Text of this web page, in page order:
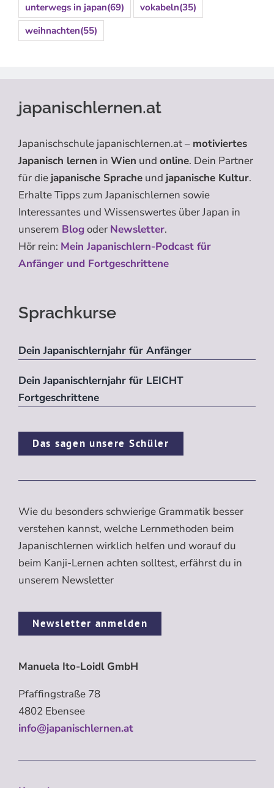
unterwegs in japan(69) vokabeln(35)
weihnachten(55)
japanischlernen.at
Japanischschule japanischlernen.at – motiviertes
Japanisch lernen in Wien und online. Dein Partner
für die japanische Sprache und japanische Kultur.
Erhalte Tipps zum Japanischlernen sowie
Interessantes und Wissenswertes über Japan in
unserem Blogoder Newsletter.
Hör rein: Mein Japanischlern-Podcast für
Anfänger und Fortgeschrittene
Sprachkurse
Dein Japanischlernjahr für Anfänger
Dein Japanischlernjahr für LEICHT
Fortgeschrittene
Das sagen unsere Schüler
Wie du besonders schwierige Grammatik besser
verstehen kannst, welche Lernmethoden beim
Japanischlernen wirklich helfen und worauf du
beim Kanji-Lernen achten solltest, erfährst du in
unserem Newsletter
Newsletter anmelden
Manuela Ito-Loidl GmbH
Pfaffingstraße 78
4802 Ebensee
info@japanischlernen.at